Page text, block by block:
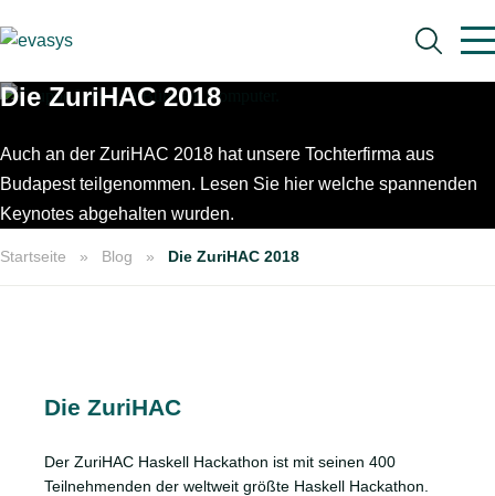
Suche
Die ZuriHAC 2018
Auch an der ZuriHAC 2018 hat unsere Tochterfirma aus
Budapest teilgenommen. Lesen Sie hier welche spannenden
Keynotes abgehalten wurden.
Startseite Blog Die ZuriHAC 2018
Die ZuriHAC
Der ZuriHAC Haskell Hackathon ist mit seinen 400
Teilnehmenden der weltweit größte Haskell Hackathon.